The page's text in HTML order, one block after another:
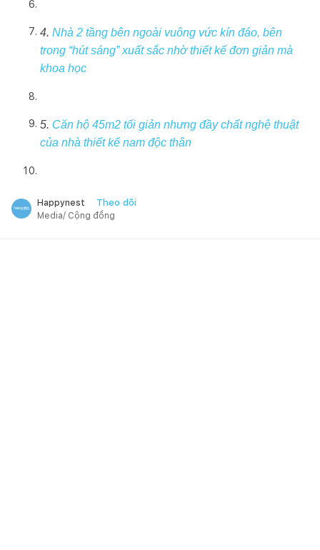
4. Nhà 2 tầng bên ngoài vuông vức kín đáo, bên
trong “hút sáng” xuất sắc nhờ thiết kế đơn giản mà
khoa học
5. Căn hộ 45m2 tối giản nhưng đầy chất nghệ thuật
của nhà thiết kế nam độc thân
Happynest Theo dõi
Media/ Cộng đồng